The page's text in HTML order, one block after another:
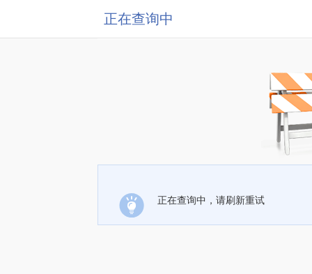
正在查询中
正在查询中，请刷新重试